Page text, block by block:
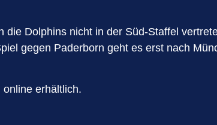
Dolphins nicht in der Süd-Staffel
gegen Paderborn geht es erst nach
erhältlich.